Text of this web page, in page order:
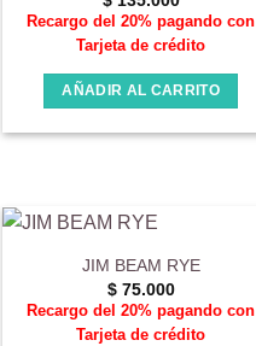
Recargo del 20% pagando con
Tarjeta de crédito
AÑADIR AL CARRITO
JIM BEAM RYE
$75.000
Recargo del 20% pagando con
Tarjeta de crédito